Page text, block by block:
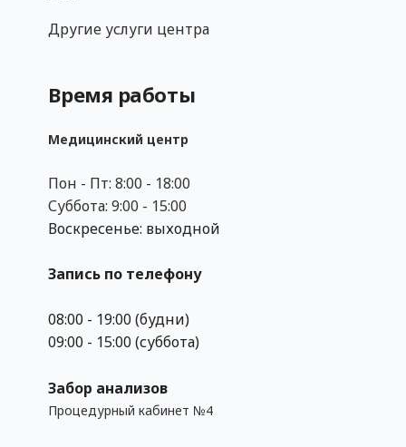
Другие услуги центра
Время работы
Медицинский центр
Пон - Пт: 8:00 - 18:00
Суббота: 9:00 - 15:00
Воскресенье: выходной
Запись по телефону
08:00 - 19:00 (будни)
09:00 - 15:00 (суббота)
Забор анализов
Процедурный кабинет №4